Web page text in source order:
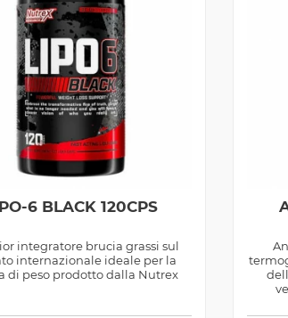
6 BLACK 120CPS
integratore brucia grassi sul
internazionale ideale per la
di peso prodotto dalla Nutrex